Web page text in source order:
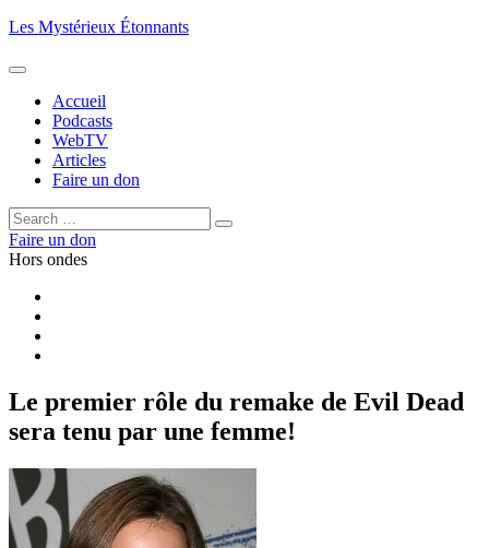
Aller
contenu
Les Mystérieux Étonnants
Accueil
Podcasts
WebTV
Articles
Faire un don
Rechercher :
Rechercher
Faire un don
Hors ondes
Le premier rôle du remake de Evil Dead
sera tenu par une femme!